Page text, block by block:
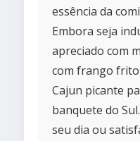
essência da
Embora seja
apreciado com
com frango
Cajun picante
banquete do
seu dia ou